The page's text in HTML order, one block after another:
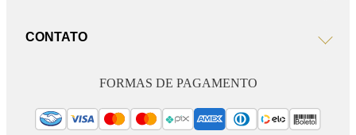
CONTATO
FORMAS DE PAGAMENTO